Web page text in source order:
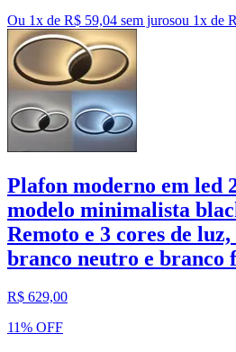
Ou 1x de R$ 59,04 sem jurosou 1x de
Plafon moderno em led
modelo minimalista
Remoto e 3 cores de
branco neutro e branco
R$ 629,00
11% OFF